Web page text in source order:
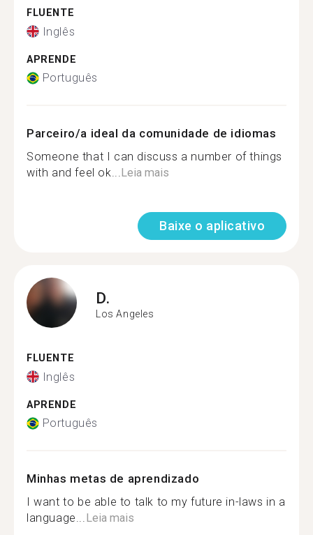
FLUENTE
Inglês
APRENDE
Português
Parceiro/a ideal da comunidade de idiomas
Someone that I can discuss a number of things
with and feel ok...Leia mais
Baixe o aplicativo
D.
Los Angeles
FLUENTE
Inglês
APRENDE
Português
Minhas metas de aprendizado
I want to be able to talk to my future in-laws in a
language...Leia mais